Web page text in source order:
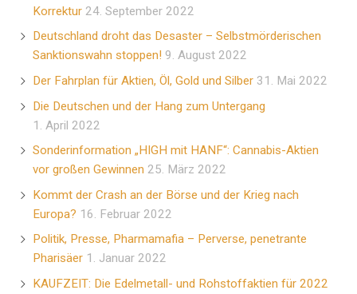
Korrektur 24. September 2022
Deutschland droht das Desaster – Selbstmörderischen
Sanktionswahn stoppen! 9. August 2022
Der Fahrplan für Aktien, Öl, Gold und Silber 31. Mai 2022
Die Deutschen und der Hang zum Untergang
1. April 2022
Sonderinformation „HIGH mit HANF“: Cannabis-Aktien
vor großen Gewinnen 25. März 2022
Kommt der Crash an der Börse und der Krieg nach
Europa? 16. Februar 2022
Politik, Presse, Pharmamafia – Perverse, penetrante
Pharisäer 1. Januar 2022
KAUFZEIT: Die Edelmetall- und Rohstoffaktien für 2022